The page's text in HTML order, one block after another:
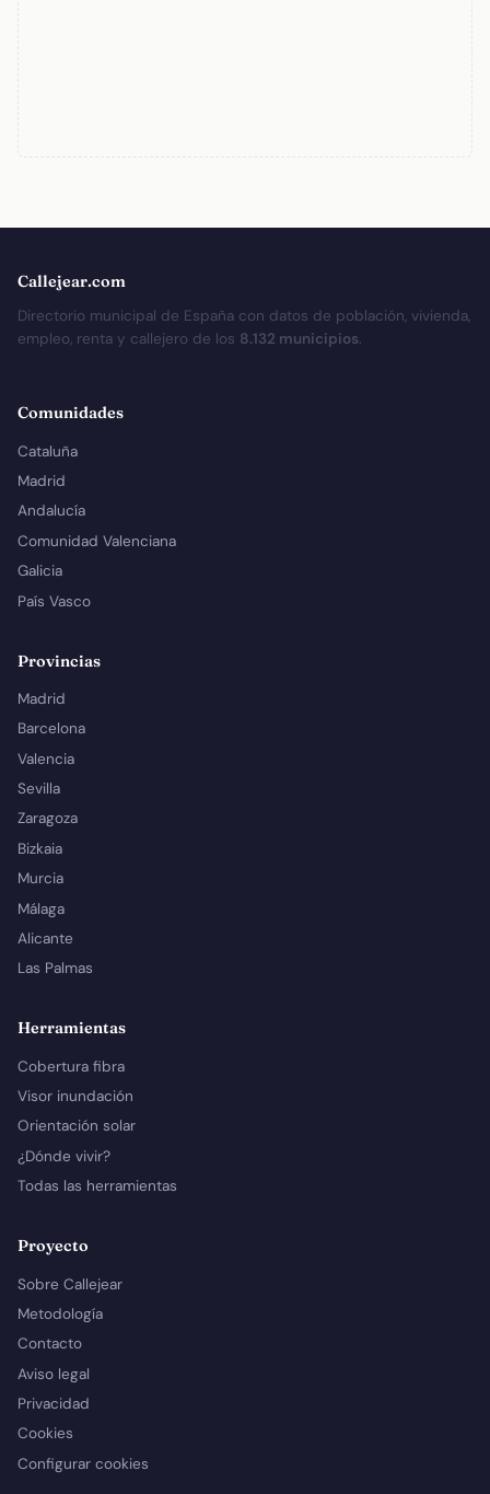
Callejear.com
Directorio municipal de España con datos de población, vivienda,
empleo, renta y callejero de los 8.132 municipios.
Comunidades
Cataluña
Madrid
Andalucía
Comunidad Valenciana
Galicia
País Vasco
Provincias
Madrid
Barcelona
Valencia
Sevilla
Zaragoza
Bizkaia
Murcia
Málaga
Alicante
Las Palmas
Herramientas
Cobertura fibra
Visor inundación
Orientación solar
¿Dónde vivir?
Todas las herramientas
Proyecto
Sobre Callejear
Metodología
Contacto
Aviso legal
Privacidad
Cookies
Configurar cookies